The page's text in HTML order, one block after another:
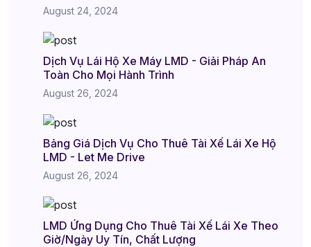
August 24, 2024
Dịch Vụ Lái Hộ Xe Máy LMD - Giải Pháp An
Toàn Cho Mọi Hành Trình
August 26, 2024
Bảng Giá Dịch Vụ Cho Thuê Tài Xế Lái Xe Hộ
LMD - Let Me Drive
August 26, 2024
LMD Ứng Dụng Cho Thuê Tài Xế Lái Xe Theo
Giờ/Ngày Uy Tín, Chất Lượng